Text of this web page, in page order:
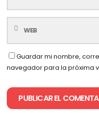
Guardar mi nombre,
navegador para la próxima